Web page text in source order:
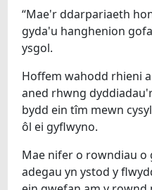
“Mae'r ddarpariaeth
gyda'u hanghenion
ysgol.
Hoffem wahodd rhieni
aned rhwng
bydd ein tîm mewn
ôl ei gyflwyno.
Mae nifer o rowndiau o
adegau yn ystod y